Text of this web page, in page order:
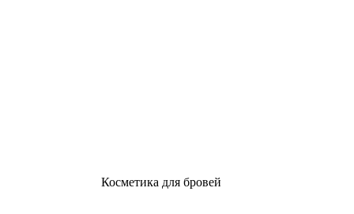
Косметика для бровей